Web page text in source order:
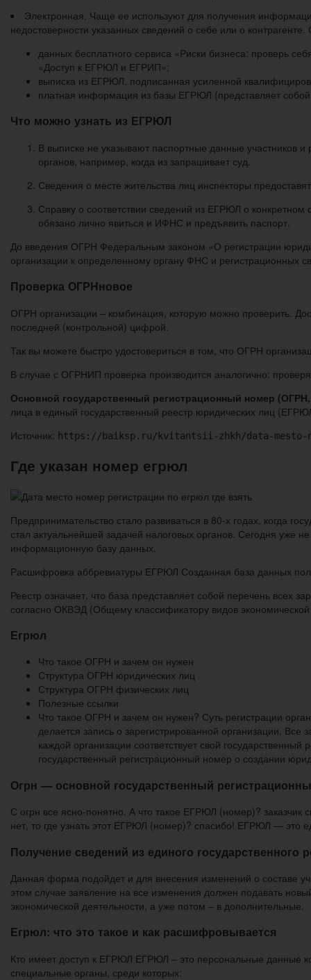
Электронная. Чаще ее используют для получения
недостоверности указанных сведений о себе или о
данных бесплатного сервиса «Риски бизнеса: проверь
«Доступ к ЕГРЮЛ и ЕГРИП»;
выписка из ЕГРЮЛ, подписанная усиленной
платная информация из базы ЕГРЮЛ (представляет собой
Что можно узнать из ЕГРЮЛ
В выписке не указывают паспортные данные участников и
органов, например, когда из запрашивает суд.
Сведения о месте жительства лиц инспекторы
Справку о соответствии сведений из ЕГРЮЛ о
обязано лично явиться и ИФНС и предъявить паспорт.
До введения ОГРН Федеральным законом «О регистрации
организации к определенному органу ФНС и
Проверка ОГРНновое
ОГРН организации – комбинация, которую можно проверить.
последней (контрольной) цифрой.
Так вы можете быстро удостовериться в том, что ОГРН
В случае с ОГРНИП проверка производится аналогично:
Основной государственный регистрационный номер (ОГРН,
лица в единый государственный реестр юридических лиц
Источник: https://baiksp.ru/kvitantsii-zhkh/data-mesto-
Где указан номер егрюл
Предпринимательство стало развиваться в 80-х годах, когда
стал актуальнейшей задачей налоговых органов. Сегодня уже
информационную базу данных.
Расшифровка аббревиатуры ЕГРЮЛ Созданная база данных
Реестр означает, что база представляет собой перечень всех
согласно ОКВЭД (Общему классификатору видов экономической
Егрюл
Что такое ОГРН и зачем он нужен
Структура ОГРН юридических лиц
Структура ОГРН физических лиц
Полезные ссылки
Что такое ОГРН и зачем он нужен? Суть регистрации
делается запись о зарегистрированной организации.
каждой организации соответствует свой
государственный регистрационный номер о создании
Огрн — основной государственный
С огрн все ясно-понятно. А что такое ЕГРЮЛ (номер)?
нет, то где узнать этот ЕГРЮЛ (номер)? спасибо! ЕГРЮЛ — это
Получение сведений из единого государственного
Данная форма подойдет и для внесения изменений о составе
этом случае заявление на все изменения должен подавать
экономической деятельности, а уже потом – в дополнительные.
Егрюл: что это такое и как расшифровывается
Кто имеет доступ к ЕГРЮЛ ЕГРЮЛ – это персональные данные
специальные органы, среди которых: